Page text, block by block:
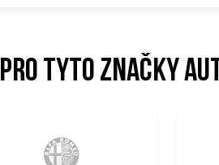
pro tyto značky aut